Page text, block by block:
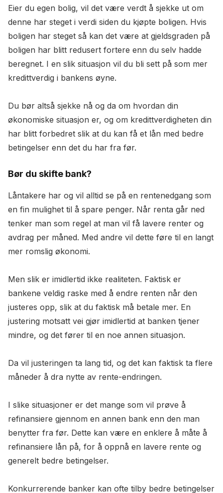
Eier du egen bolig, vil det være verdt å sjekke ut om
denne har steget i verdi siden du kjøpte boligen. Hvis
boligen har steget så kan det være at gjeldsgraden på
boligen har blitt redusert fortere enn du selv hadde
beregnet. I en slik situasjon vil du bli sett på som mer
kredittverdig i bankens øyne.
Du bør altså sjekke nå og da om hvordan din
økonomiske situasjon er, og om kredittverdigheten din
har blitt forbedret slik at du kan få et lån med bedre
betingelser enn det du har fra før.
Bør du skifte bank?
Låntakere har og vil alltid se på en rentenedgang som
en fin mulighet til å spare penger. Når renta går ned
tenker man som regel at man vil få lavere renter og
avdrag per måned. Med andre vil dette føre til en langt
mer romslig økonomi.
Men slik er imidlertid ikke realiteten. Faktisk er
bankene veldig raske med å endre renten når den
justeres opp, slik at du faktisk må betale mer. En
justering motsatt vei gjør imidlertid at banken tjener
mindre, og det fører til en noe annen situasjon.
Da vil justeringen ta lang tid, og det kan faktisk ta flere
måneder å dra nytte av rente-endringen.
I slike situasjoner er det mange som vil prøve å
refinansiere gjennom en annen bank enn den man
benytter fra før. Dette kan være en enklere å måte å
refinansiere lån på, for å oppnå en lavere rente og
generelt bedre betingelser.
Konkurrerende banker kan ofte tilby bedre betingelser